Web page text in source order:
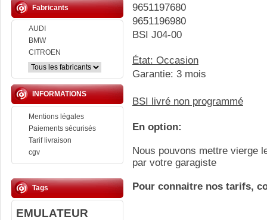
Fabricants
AUDI
BMW
CITROEN
INFORMATIONS
Mentions légales
Paiements sécurisés
Tarif livraison
cgv
Tags
EMULATEUR
9651197680
9651196980
BSI J04-00
État: Occasion
Garantie: 3 mois
BSI livré non programmé
En option:
Nous pouvons mettre vierge
par votre garagiste
Pour connaitre nos tarifs,